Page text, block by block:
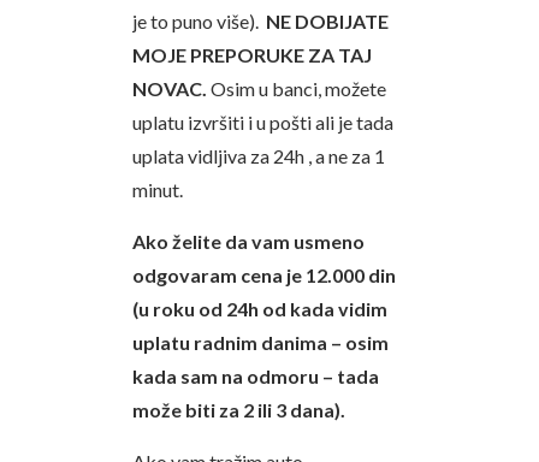
je to puno više). NE DOBIJATE
MOJE PREPORUKE ZA TAJ
NOVAC. Osim u banci, možete
uplatu izvršiti i u pošti ali je tada
uplata vidljiva za 24h , a ne za 1
minut.
Ako želite da vam usmeno
odgovaram cena je 12.000 din
(u roku od 24h od kada vidim
uplatu radnim danima – osim
kada sam na odmoru – tada
može biti za 2 ili 3 dana).